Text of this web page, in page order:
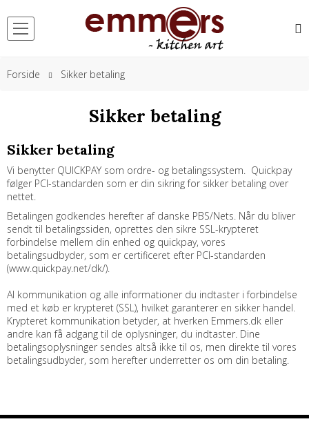
Forside Sikker betaling
Sikker betaling
Sikker betaling
Vi benytter QUICKPAY som ordre- og betalingssystem. Quickpay
følger PCI-standarden som er din sikring for sikker betaling over
nettet.
Betalingen godkendes herefter af danske PBS/Nets. Når du bliver
sendt til betalingssiden, oprettes den sikre SSL-krypteret
forbindelse mellem din enhed og quickpay, vores
betalingsudbyder, som er certificeret efter PCI-standarden
(www.quickpay.net/dk/).
Al kommunikation og alle informationer du indtaster i forbindelse
med et køb er krypteret (SSL), hvilket garanterer en sikker handel.
Krypteret kommunikation betyder, at hverken Emmers.dk eller
andre kan få adgang til de oplysninger, du indtaster. Dine
betalingsoplysninger sendes altså ikke til os, men direkte til vores
betalingsudbyder, som herefter underretter os om din betaling.